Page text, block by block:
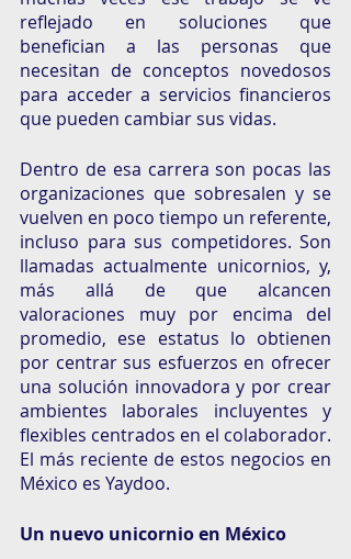
reflejado en soluciones que
benefician a las personas que
necesitan de conceptos novedosos
para acceder a servicios financieros
que pueden cambiar sus vidas.
Dentro de esa carrera son pocas las
organizaciones que sobresalen y se
vuelven en poco tiempo un referente,
incluso para sus competidores. Son
llamadas actualmente unicornios, y,
más allá de que alcancen
valoraciones muy por encima del
promedio, ese estatus lo obtienen
por centrar sus esfuerzos en ofrecer
una solución innovadora y por crear
ambientes laborales incluyentes y
flexibles centrados en el colaborador.
El más reciente de estos negocios en
México es Yaydoo.
Un nuevo unicornio en México